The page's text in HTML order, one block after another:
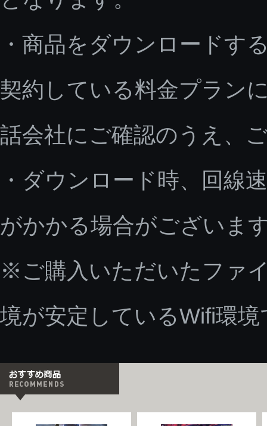
・商品をダウンロードす
契約している料金プラン
話会社にご確認のうえ、
・ダウンロード時、回線
がかかる場合がございま
※ご購入いただいたファ
境が安定しているWifi環